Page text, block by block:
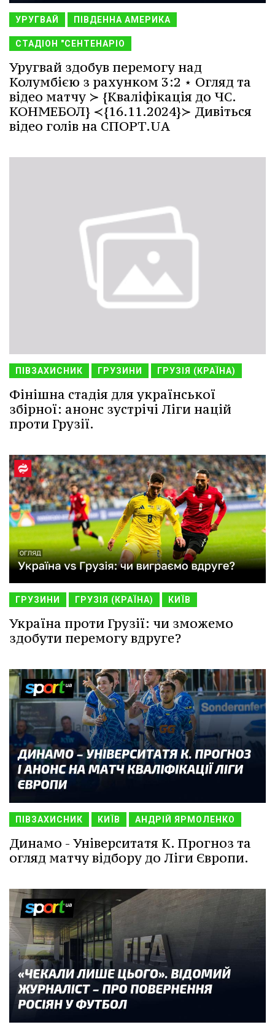
УРУГВАЙ ПІВДЕННА АМЕРИКА
СТАДІОН "СЕНТЕНАРІО
Уругвай здобув перемогу над
Колумбією з рахунком 3:2 ⋆ Огляд та
відео матчу ≻ {Кваліфікація до ЧС.
КОНМЕБОЛ} ≺{16.11.2024}≻ Дивіться
відео голів на СПОРТ.UA
ПІВЗАХИСНИК ГРУЗИНИ ГРУЗІЯ (КРАЇНА)
Фінішна стадія для української
збірної: анонс зустрічі Ліги націй
проти Грузії.
ГРУЗИНИ ГРУЗІЯ (КРАЇНА) КИЇВ
Україна проти Грузії: чи зможемо
здобути перемогу вдруге?
ПІВЗАХИСНИК КИЇВ АНДРІЙ ЯРМОЛЕНКО
Динамо - Університатя К. Прогноз та
огляд матчу відбору до Ліги Європи.